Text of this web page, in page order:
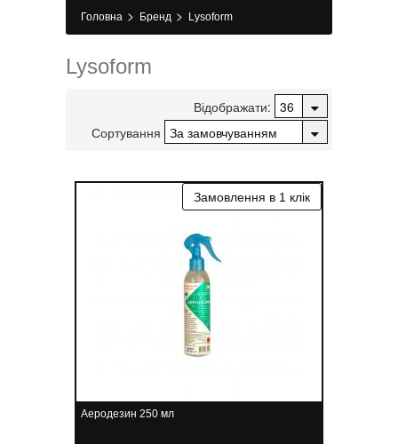
Головна > Бренд > Lysoform
Lysoform
Відображати:
Сортування
Аеродезин 250 мл